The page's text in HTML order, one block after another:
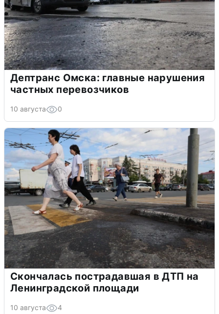
Дептранс Омска: главные нарушения
частных перевозчиков
10 августа 0
Скончалась пострадавшая в ДТП на
Ленинградской площади
10 августа 4